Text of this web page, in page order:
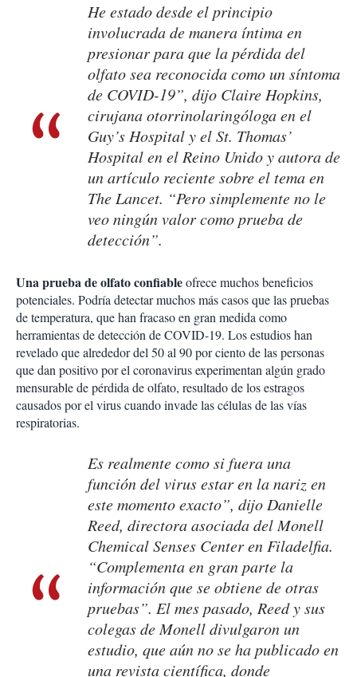
He estado desde el principio
involucrada de manera íntima en
presionar para que la pérdida del
olfato sea reconocida como un síntoma
de COVID-19”, dijo Claire Hopkins,
cirujana otorrinolaringóloga en el
Guy’s Hospital y el St. Thomas’
Hospital en el Reino Unido y autora de
un artículo reciente sobre el tema en
The Lancet. “Pero simplemente no le
veo ningún valor como prueba de
detección”.
Una prueba de olfato confiableofrece muchos beneficios
potenciales. Podría detectar muchos más casos que las pruebas
de temperatura, que han fracaso en gran medida como
herramientas de detección de COVID-19. Los estudios han
revelado que alrededor del 50 al 90 por ciento de las personas
que dan positivo por el coronavirus experimentan algún grado
mensurable de pérdida de olfato, resultado de los estragos
causados por el virus cuando invade las células de las vías
respiratorias.
Es realmente como si fuera una
función del virus estar en la nariz en
este momento exacto”, dijo Danielle
Reed, directora asociada del Monell
Chemical Senses Center en Filadelfia.
“Complementa en gran parte la
información que se obtiene de otras
pruebas”. El mes pasado, Reed y sus
colegas de Monell divulgaron un
estudio, que aún no se ha publicado en
una revista científica, donde